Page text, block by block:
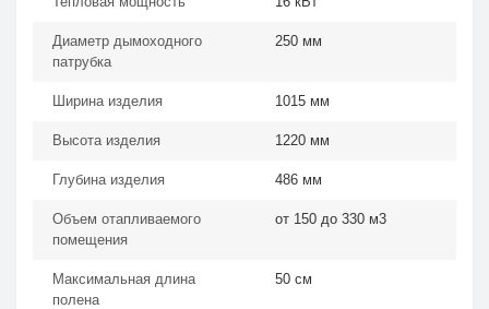
Диаметр дымоходного
патрубка
250 мм
Ширина изделия 1015 мм
Высота изделия 1220 мм
Глубина изделия 486 мм
Объем отапливаемого
помещения
от 150 до 330 м3
Максимальная длина
полена
50 см